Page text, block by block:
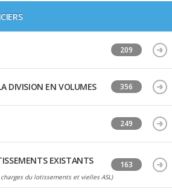
209
DIVISION EN VOLUMES 356
249
EXISTANTS
du lotissements et vielles ASL)
163